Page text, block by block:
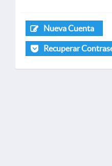
Nueva Cuenta
Recuperar